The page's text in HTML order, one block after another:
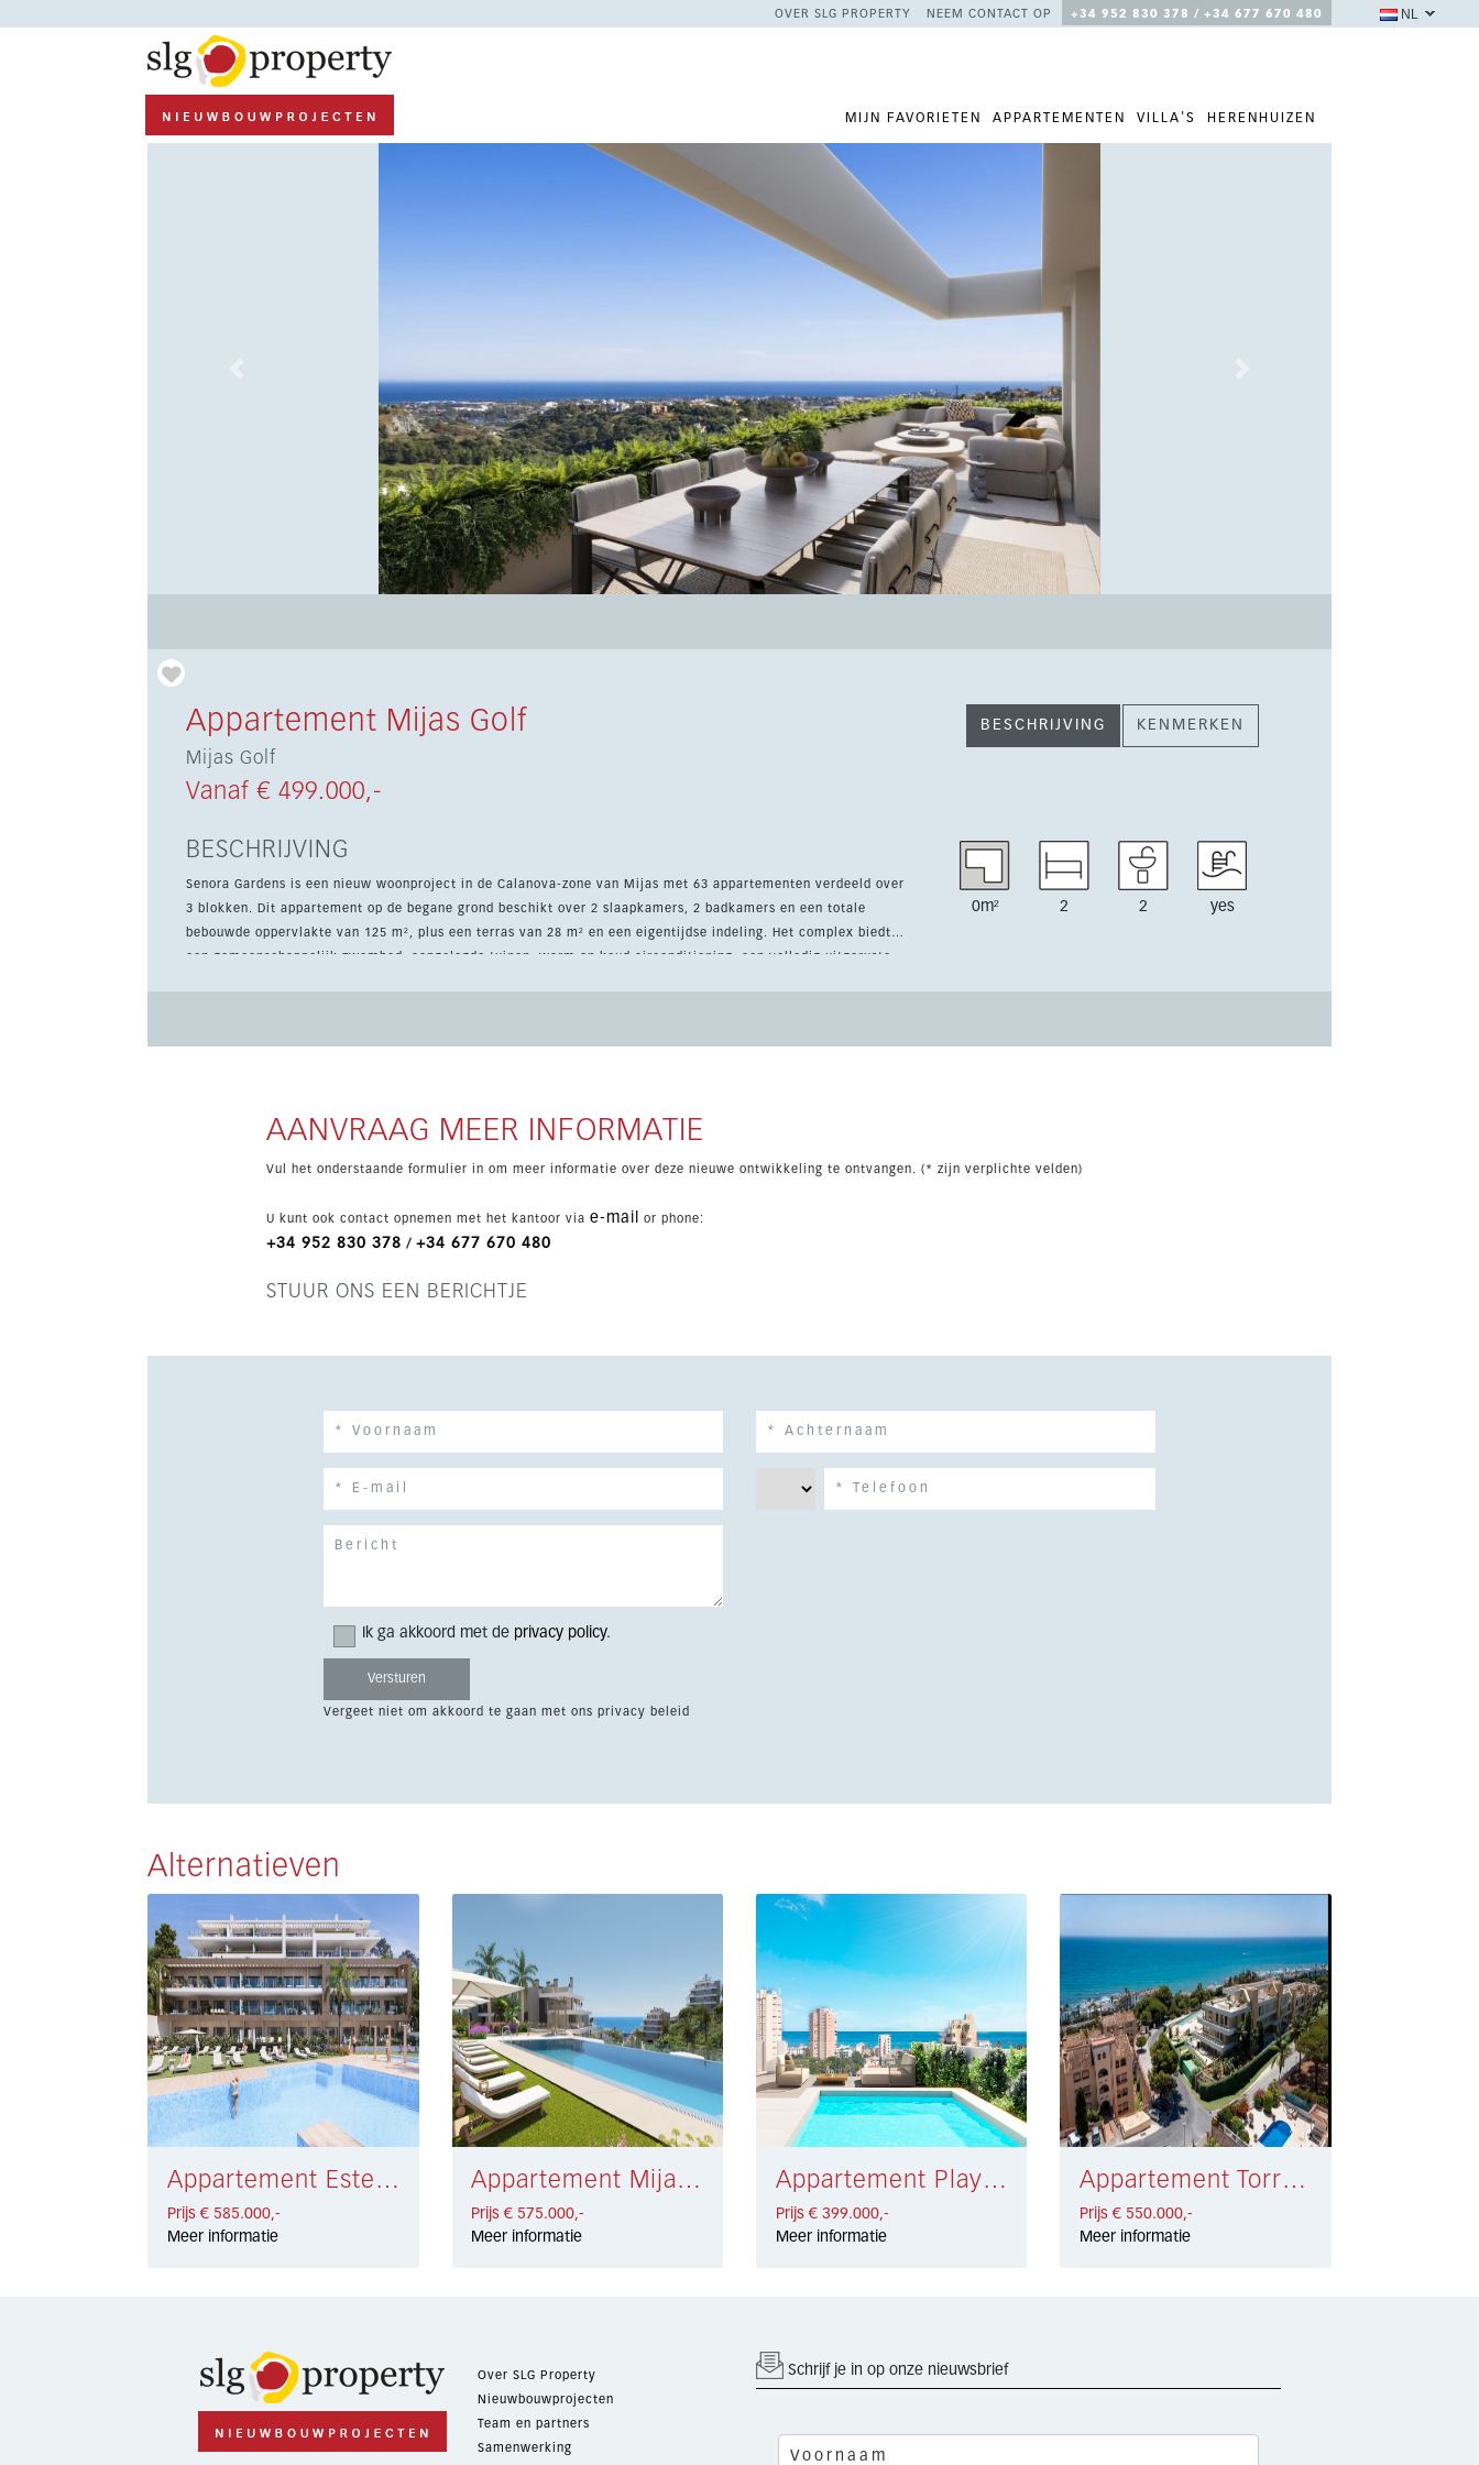
OVER SLG PROPERTY NEEM CONTACT OP +34 952 830 378 / +34 677 670 480
MIJN FAVORIETEN APPARTEMENTEN VILLA'S HERENHUIZEN
NL
Appartement Mijas Golf
Mijas Golf
Vanaf € 499.000,-
BESCHRIJVING KENMERKEN
BESCHRIJVING
Senora Gardens is een nieuw woonproject in de Calanova-zone van Mijas met 63 appartementen verdeeld over
3 blokken. Dit appartement op de begane grond beschikt over 2 slaapkamers, 2 badkamers en een totale
bebouwde oppervlakte van 125 m², plus een terras van 28 m² en een eigentijdse indeling. Het complex biedt
een gemeenschappelijk zwembad, aangelegde tuinen, warm en koud airconditioning, een volledig uitgeruste
0m² 2 2 yes
AANVRAAG MEER INFORMATIE
Vul het onderstaande formulier in om meer informatie over deze nieuwe ontwikkeling te ontvangen. (* zijn verplichte velden)
U kunt ook contact opnemen met het kantoor via e-mail or phone:
+34 952 830 378 / +34 677 670 480
STUUR ONS EEN BERICHTJE
Ik ga akkoord met de privacy policy.
Vergeet niet om akkoord te gaan met ons privacy beleid
Alternatieven
Appartement Estepona € 585.000,-
Prijs € 585.000,-
Meer informatie
Appartement Mijas € 575.000,-
Prijs € 575.000,-
Meer informatie
Appartement Playamar € 399.000,-
Prijs € 399.000,-
Meer informatie
Appartement Torrenueva € 550.000,-
Prijs € 550.000,-
Meer informatie
Over SLG Property
Nieuwbouwprojecten
Team en partners
Samenwerking
Schrijf je in op onze nieuwsbrief